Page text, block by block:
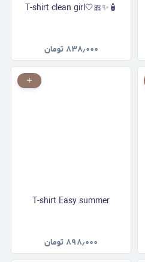
T-shirt clean girl🤍🎀✨🧴
۸۳۸٫۰۰۰ تومان
T-shirt Easy summer
۸۹۸٫۰۰۰ تومان